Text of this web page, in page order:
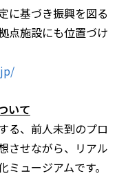
に基づき振興を図る
点施設にも位置づけ
いて
る、前人未到のプロ
させながら、リアル
ュージアムです。